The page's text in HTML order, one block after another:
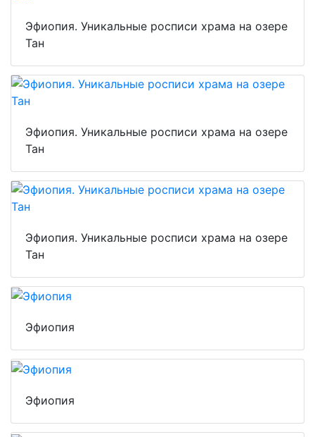
Эфиопия. Уникальные росписи храма на озере
Тан
Эфиопия. Уникальные росписи храма на озере
Тан
Эфиопия. Уникальные росписи храма на озере
Тан
Эфиопия
Эфиопия